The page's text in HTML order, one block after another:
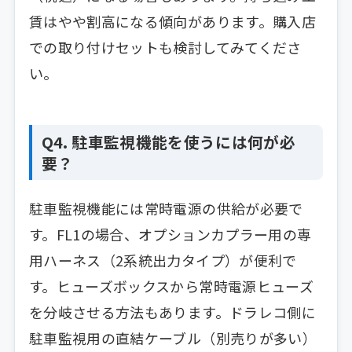
賃はやや割高になる傾向があります。購入店
での取り付けセットも検討してみてくださ
い。
Q4. 駐車監視機能を使うには何が必
要？
駐車監視機能には常時電源の供給が必要で
す。FL1の場合、オプションカプラー用の専
用ハーネス（2系統出力タイプ）が便利で
す。ヒューズボックスから常時電源ヒューズ
を分岐させる方法もあります。ドラレコ側に
駐車監視用の直結ケーブル（別売りが多い）